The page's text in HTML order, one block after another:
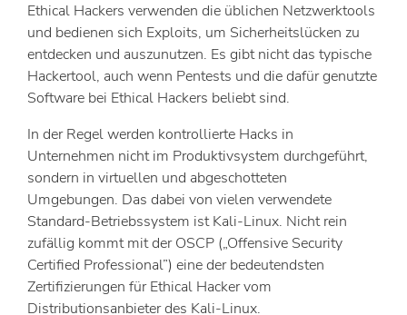
Ethical Hackers verwenden die üblichen Netzwerktools
und bedienen sich Exploits, um Sicherheitslücken zu
entdecken und auszunutzen. Es gibt nicht das typische
Hackertool, auch wenn Pentests und die dafür genutzte
Software bei Ethical Hackers beliebt sind.
In der Regel werden kontrollierte Hacks in
Unternehmen nicht im Produktivsystem durchgeführt,
sondern in virtuellen und abgeschotteten
Umgebungen. Das dabei von vielen verwendete
Standard-Betriebssystem ist Kali-Linux. Nicht rein
zufällig kommt mit der OSCP („Offensive Security
Certified Professional”) eine der bedeutendsten
Zertifizierungen für Ethical Hacker vom
Distributionsanbieter des Kali-Linux.